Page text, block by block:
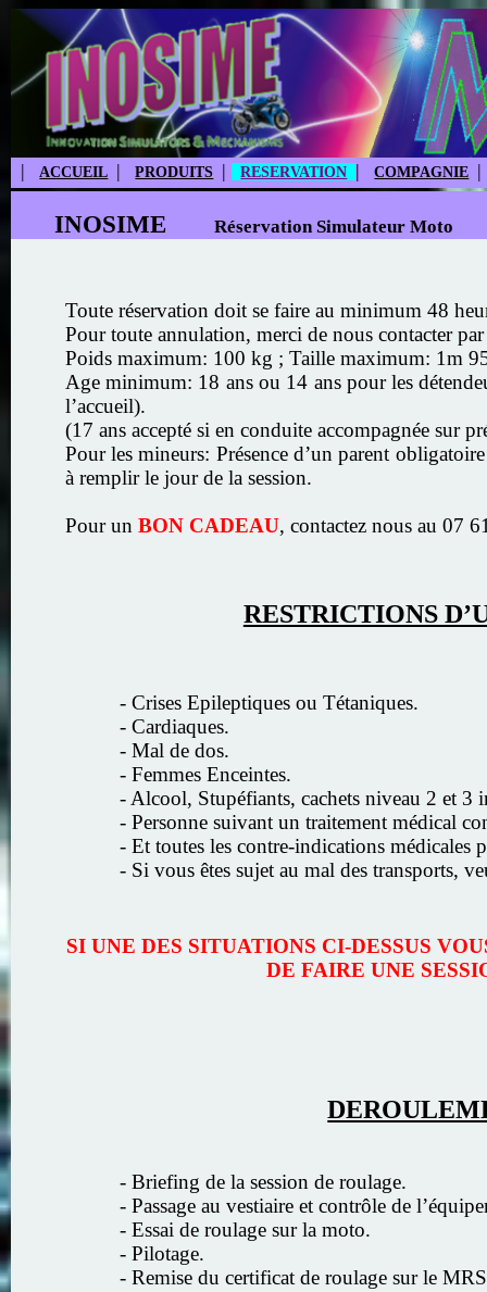
INOSIME Réservation Simulateur Moto
Toute réservation doit se faire au minimum 48
Pour toute annulation, merci de nous contacter
Poids maximum: 100 kg ; Taille maximum: 1m
Age minimum: 18 ans ou 14 ans pour les
l’accueil).
(17 ans accepté si en conduite accompagnée sur
Pour les mineurs: Présence d’un parent
à remplir le jour de la session.
Pour un BON CADEAU, contactez nous au 07
RESTRICTIONS
- Crises Epileptiques ou Tétaniques.
- Cardiaques.
- Mal de dos.
- Femmes Enceintes.
- Alcool, Stupéfiants, cachets niveau 2 et 3
- Personne suivant un traitement médical
- Et toutes les contre-indications médicales
- Si vous êtes sujet au mal des transports,
SI UNE DES SITUATIONS CI-DESSUS
DE FAIRE UNE
- Briefing de la session de roulage.
- Passage au vestiaire et contrôle de
- Essai de roulage sur la moto.
- Pilotage.
- Remise du certificat de roulage sur le
| ACCUEIL | PRODUITS | RESERVATION | COMPAGNIE |